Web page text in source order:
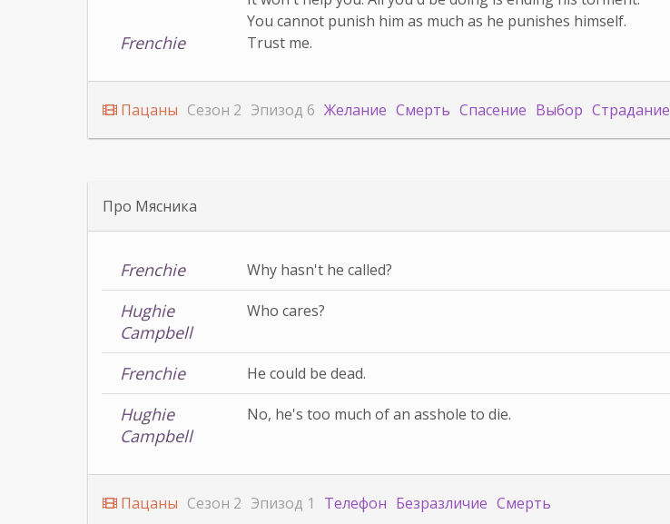
Frenchie
You cannot punish him as much as he punishes himself.
Trust me.
Пацаны Сезон 2 Эпизод 6 Желание Смерть Спасение Выбор Страдание
Про Мясника
Frenchie Why hasn't he called?
Hughie
Campbell
Who cares?
Frenchie He could be dead.
Hughie
Campbell
No, he's too much of an asshole to die.
Пацаны Сезон 2 Эпизод 1 Телефон Безразличие Смерть